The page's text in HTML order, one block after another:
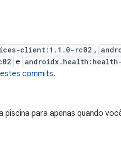
client:1.1.0-rc02 ,
e
estes commits.
para apenas quando